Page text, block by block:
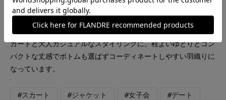
【着用サイズ：カラー】ブルゾン：9号：ダークブラウン カッ
トソー：9号：ブラック スカート：9号：ブラック 三尋木さん
コラボのブルゾンは軽くて羽織りやすい素材感に。 フリンジス
カートと大人カジュアルなスタイリングに。程よいゆとりとコン
パクトな丈感でボトムも選ばずコーディネートしやすい羽織りに
なっています。
#スカート #ジャケット #女子会 #デート